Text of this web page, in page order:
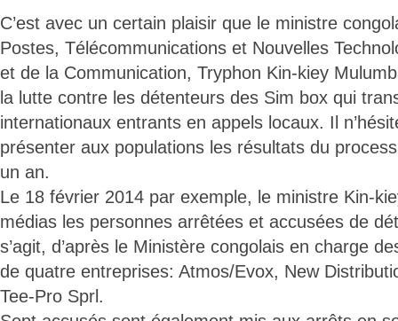
C’est avec un certain plaisir que le ministre
Postes, Télécommunications et Nouvelles
et de la Communication, Tryphon Kin-kiey
la lutte contre les détenteurs des Sim box qui
internationaux entrants en appels locaux. Il
présenter aux populations les résultats du
un an.
Le 18 février 2014 par exemple, le ministre Kin-
médias les personnes arrêtées et accusées de
s’agit, d’après le Ministère congolais en charge
de quatre entreprises: Atmos/Evox, New
Tee-Pro Sprl.